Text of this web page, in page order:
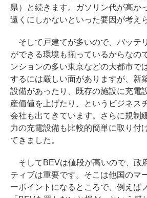
県）と続きます。ガソリン代が高か
遠くにしかないといった要因が考え
そして戸建てが多いので、バッテ
ができる環境も揃っているからなの
ンションの多い東京などの大都市で
するには厳しい面がありますが、新
設備があったり、既存の施設に充電
産価値を上げたり、というビジネス
会社も出てきています。さらに規制
力の充電設備も比較的簡単に取り付
てきました。
そしてBEVは値段が高いので、政
ティブは重要です。そこは他国のマ
ーポイントになるところで、例えば